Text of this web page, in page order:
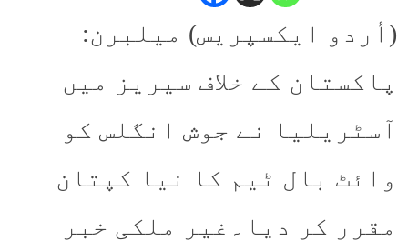
(اُردو ایکسپریس) میلبرن:
پاکستان کے خلاف سیریز میں
آسٹریلیا نے جوش انگلس کو
وائٹ بال ٹیم کا نیا کپتان
مقرر کر دیا۔غیر ملکی خبر